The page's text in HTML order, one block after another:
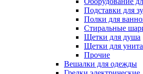
Подставки для
Полки для
Стиральные
Щетки для душа
Щетки для
Прочие
Вешалки для одежды